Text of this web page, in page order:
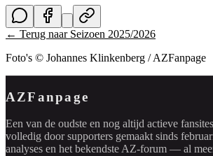
← Terug naar Seizoen 2025/2026
Foto's © Johannes Klinkenberg / AZFanpage
AZFanpage
Een van de oudste en nog altijd actieve
volledig door supporters gemaakt sinds
analyses en het bekendste AZ-forum — al